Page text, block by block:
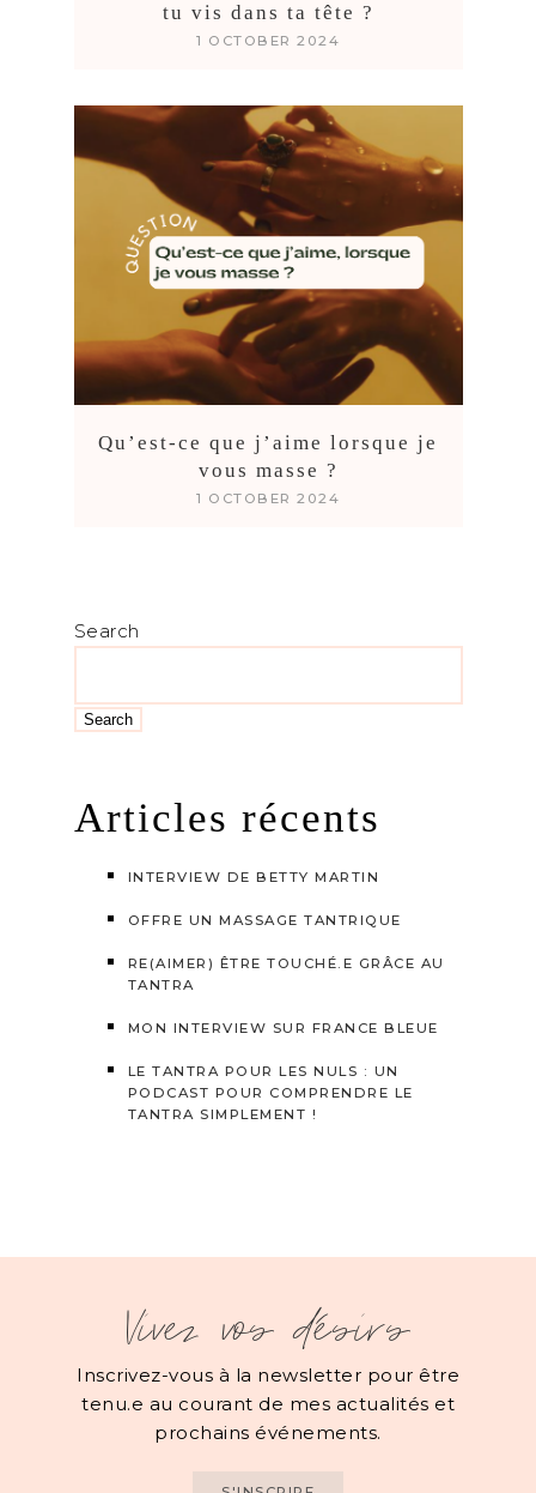
tu vis dans ta tête ?
1 OCTOBER 2024
Qu’est-ce que j’aime lorsque je
vous masse ?
1 OCTOBER 2024
Search
Search
Articles récents
INTERVIEW DE BETTY MARTIN
OFFRE UN MASSAGE TANTRIQUE
RE(AIMER) ÊTRE TOUCHÉ.E GRÂCE AU
TANTRA
MON INTERVIEW SUR FRANCE BLEUE
LE TANTRA POUR LES NULS : UN
PODCAST POUR COMPRENDRE LE
TANTRA SIMPLEMENT !
Vivez vos désirs
Inscrivez-vous à la newsletter pour être
tenu.e au courant de mes actualités et
prochains événements.